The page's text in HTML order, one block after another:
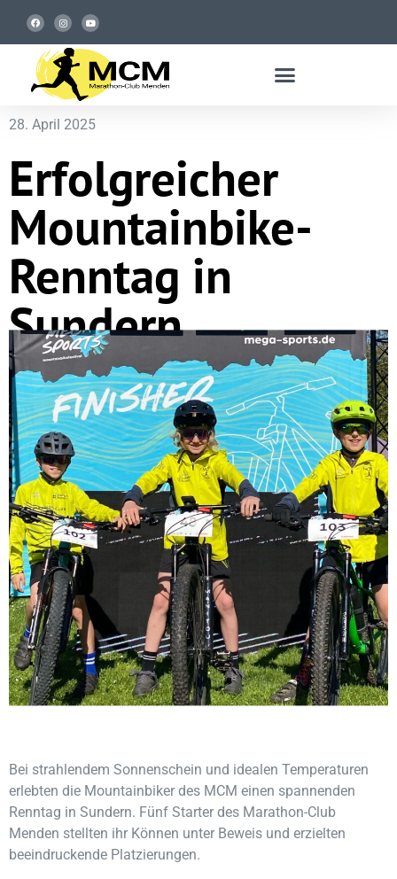
28. April 2025
Erfolgreicher
Mountainbike-
Renntag in
Sundern
Bei strahlendem Sonnenschein und idealen Temperaturen
erlebten die Mountainbiker des MCM einen spannenden
Renntag in Sundern. Fünf Starter des Marathon-Club
Menden stellten ihr Können unter Beweis und erzielten
beeindruckende Platzierungen.